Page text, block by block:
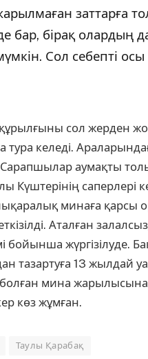
заттарға
бар, бірақ олардың
Сол себепті
сол жерден
тура келеді.
аумақты
Күштерінің саперлері
минаға
Аталған
бойынша
тазартуға 13 жылдай
мина
көз жұмған.
Таулы Қарабақ